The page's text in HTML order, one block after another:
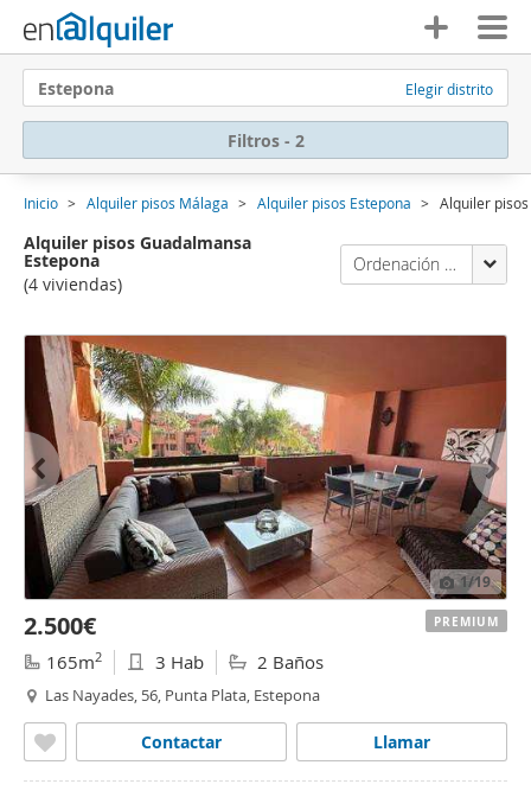
Estepona Elegir distrito
Filtros - 2
Inicio Alquiler pisos Málaga Alquiler pisos Estepona Alquiler
Alquiler pisos Guadalmansa
Estepona
(4 viviendas)
Ordenación Enalquiler
1/19
2.500€
165m2 3 Hab 2 Baños
Las Nayades, 56, Punta Plata, Estepona
Llamar
Contactar
PREMIUM